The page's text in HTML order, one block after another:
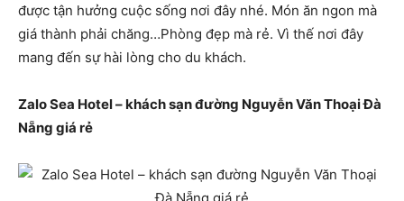
được tận hưởng cuộc sống nơi đây nhé. Món ăn ngon mà
giá thành phải chăng…Phòng đẹp mà rẻ. Vì thế nơi đây
mang đến sự hài lòng cho du khách.
Zalo Sea Hotel – khách sạn đường Nguyễn Văn Thoại Đà
Nẵng giá rẻ